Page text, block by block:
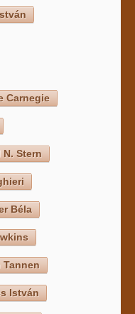
Carnegie
N. Stern
Béla
Tannen
István